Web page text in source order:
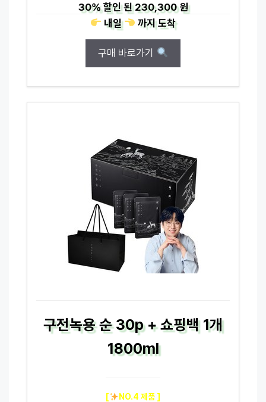
30%할인 된230,300 원
내일
까지도착
구매 바로가기
구전녹용 순 30p + 쇼핑백 1개
1800ml
[ NO.4 제품 ]